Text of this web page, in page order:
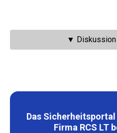
▼ Diskussion
Das
Firma RCS LT